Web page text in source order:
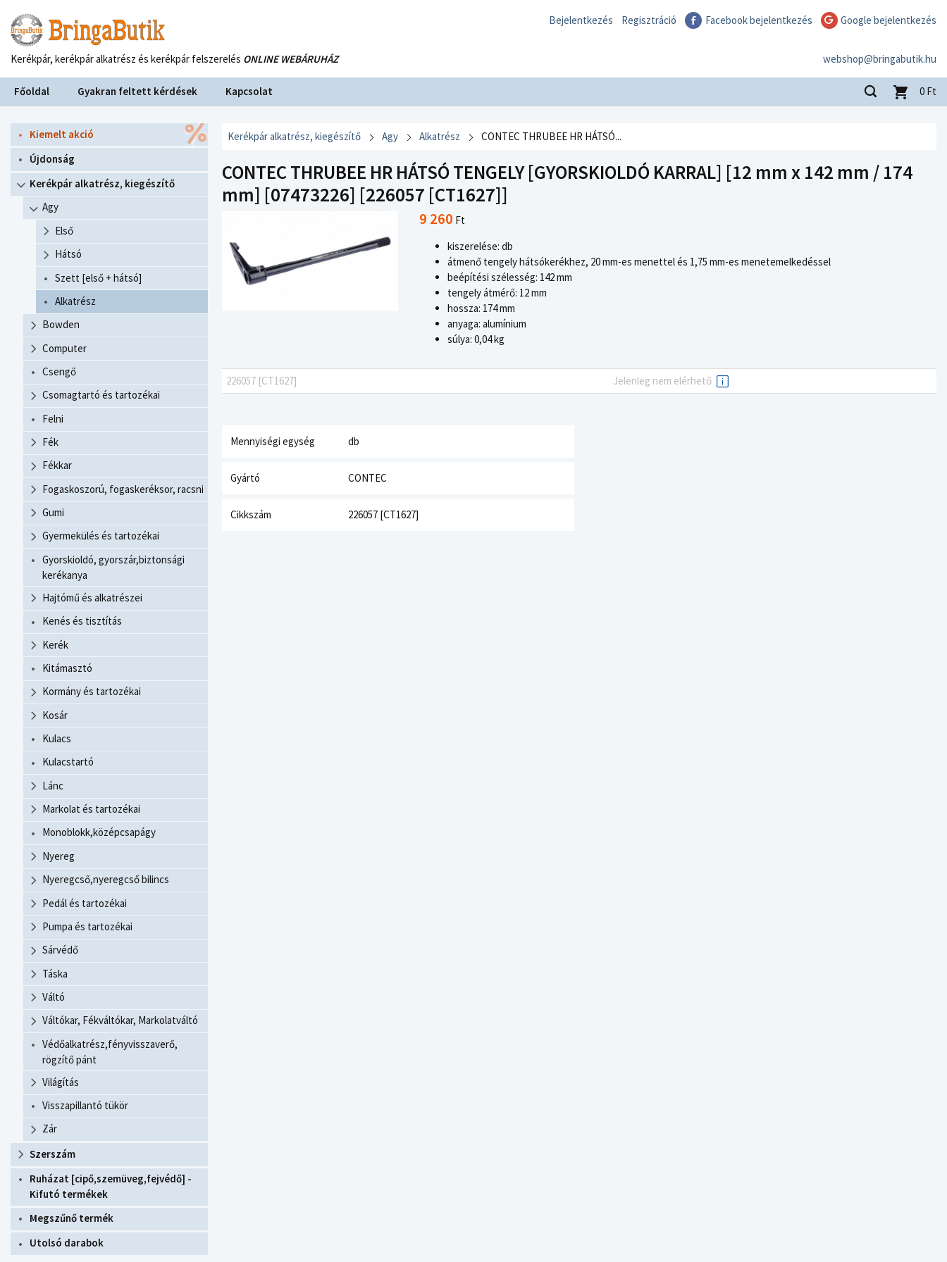
Bejelentkezés Regisztráció Facebook bejelentkezés Google bejelentkezés
webshop@bringabutik.hu
Kerékpár, kerékpár alkatrész és kerékpár felszerelés ONLINE WEBÁRUHÁZ
Főoldal Gyakran feltett kérdések Kapcsolat 0 Ft
Kiemelt akció
Újdonság
Kerékpár alkatrész, kiegészítő
Agy
Első
Hátsó
Szett [első + hátsó]
Alkatrész
Bowden
Computer
Csengő
Csomagtartó és tartozékai
Felni
Fék
Fékkar
Fogaskoszorú, fogaskeréksor, racsni
Gumi
Gyermekülés és tartozékai
Gyorskioldó, gyorszár,biztonsági
kerékanya
Hajtómű és alkatrészei
Kenés és tisztítás
Kerék
Kitámasztó
Kormány és tartozékai
Kosár
Kulacs
Kulacstartó
Lánc
Markolat és tartozékai
Monoblokk,középcsapágy
Nyereg
Nyeregcső,nyeregcső bilincs
Pedál és tartozékai
Pumpa és tartozékai
Sárvédő
Táska
Váltó
Váltókar, Fékváltókar, Markolatváltó
Védőalkatrész,fényvisszaverő,
rögzítő pánt
Világítás
Visszapillantó tükör
Zár
Szerszám
Ruházat [cipő,szemüveg,fejvédő] -
Kifutó termékek
Megszűnő termék
Utolsó darabok
Kerékpár alkatrész, kiegészítő Agy Alkatrész CONTEC THRUBEE HR HÁTSÓ...
CONTEC THRUBEE HR HÁTSÓ TENGELY [GYORSKIOLDÓ KARRAL] [12 mm x 142 mm / 174
mm] [07473226] [226057 [CT1627]]
9 260 Ft
kiszerelése: db
átmenő tengely hátsókerékhez, 20 mm-es menettel és 1,75 mm-es menetemelkedéssel
beépítési szélesség: 142 mm
tengely átmérő: 12 mm
hossza: 174 mm
anyaga: alumínium
súlya: 0,04 kg
226057 [CT1627] Jelenleg nem elérhető
Mennyiségi egység db
Gyártó CONTEC
Cikkszám 226057 [CT1627]